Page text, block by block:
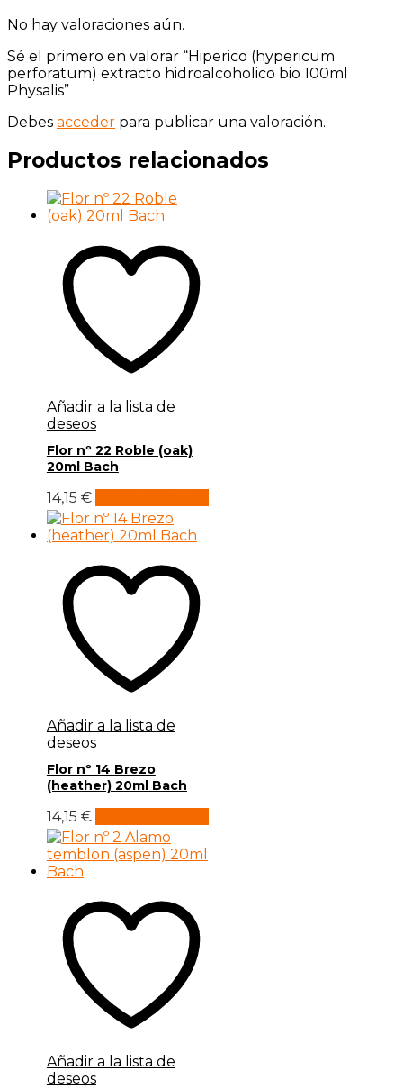
No hay valoraciones aún.
Sé el primero en valorar “Hiperico (hypericum
perforatum) extracto hidroalcoholico bio 100ml
Physalis”
Debes acceder para publicar una valoración.
Productos relacionados
Añadir a la lista de
deseos
Flor nº 22 Roble (oak)
20ml Bach
14,15 €
Añadir a la lista de
deseos
Flor nº 14 Brezo
(heather) 20ml Bach
14,15 €
Añadir a la lista de
deseos